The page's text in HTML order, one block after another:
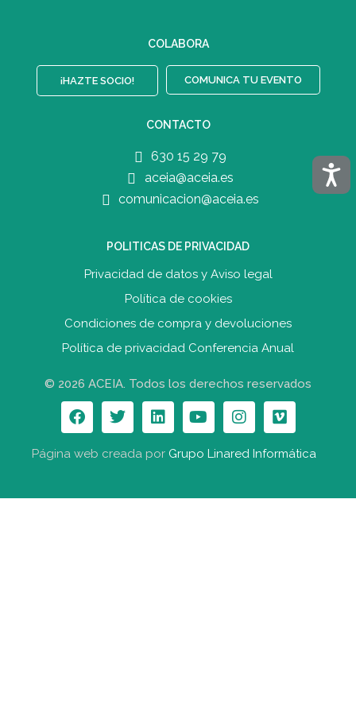
COLABORA
¡HAZTE SOCIO! COMUNICA TU EVENTO
CONTACTO
630 15 29 79
aceia@aceia.es
comunicacion@aceia.es
POLITICAS DE PRIVACIDAD
Privacidad de datos y Aviso legal
Política de cookies
Condiciones de compra y devoluciones
Política de privacidad Conferencia Anual
© 2026 ACEIA. Todos los derechos reservados
Página web creada por Grupo Linared Informática